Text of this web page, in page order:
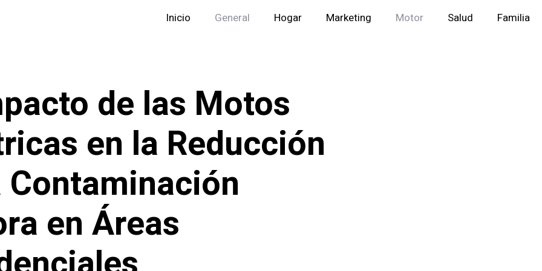
Inicio General Hogar Marketing Motor Salud Familia
de las Motos
en la Reducción
Contaminación
en Áreas